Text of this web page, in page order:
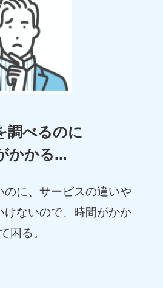
調べるのに
かかる...
のに、サービスの違いや
けないので、時間がかか
困る。